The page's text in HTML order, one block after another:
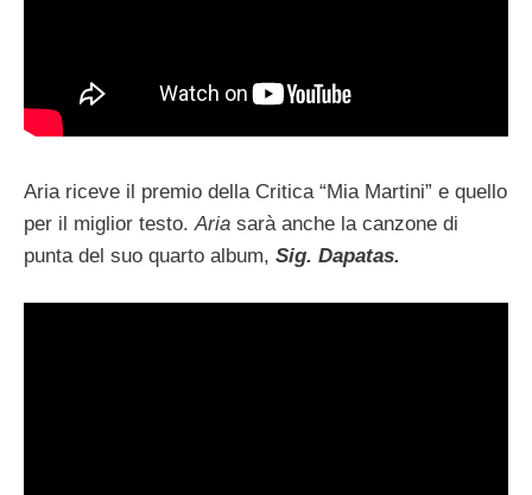
Aria riceve il premio della Critica “Mia Martini” e quello
per il miglior testo.Aria sarà anche la canzone di
punta del suo quarto album, Sig. Dapatas.